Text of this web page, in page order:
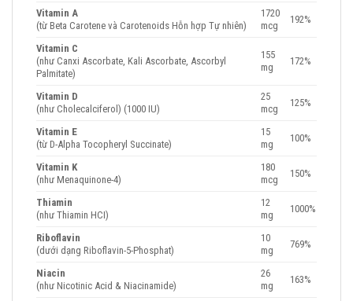
Vitamin A
(từ Beta Carotene và Carotenoids Hỗn hợp Tự nhiên)
1720
mcg
192%
Vitamin C
(như Canxi Ascorbate, Kali Ascorbate, Ascorbyl
Palmitate)
155
mg
172%
Vitamin D
(như Cholecalciferol) (1000 IU)
25
mcg
125%
Vitamin E
(từ D-Alpha Tocopheryl Succinate)
15
mg
100%
Vitamin K
(như Menaquinone-4)
180
mcg
150%
Thiamin
(như Thiamin HCI)
12
mg
1000%
Riboflavin
(dưới dạng Riboflavin-5-Phosphat)
10
mg
769%
Niacin
(như Nicotinic Acid & Niacinamide)
26
mg
163%